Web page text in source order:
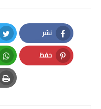
نشر
Facebook
حفظ
Pinterest